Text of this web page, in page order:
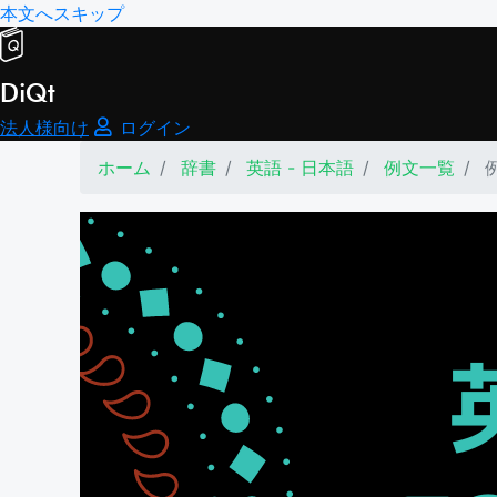
本文へスキップ
DiQt
法人様向け
ログイン
ホーム
辞書 英語 - 日本語 例文一覧